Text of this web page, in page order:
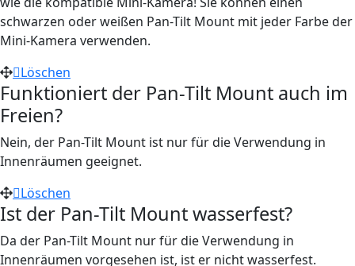
schwarzen oder weißen Pan-Tilt Mount mit jeder Farbe der
Mini-Kamera verwenden.
Löschen
Funktioniert der Pan-Tilt Mount auch im
Freien?
Nein, der Pan-Tilt Mount ist nur für die Verwendung in
Innenräumen geeignet.
Löschen
Ist der Pan-Tilt Mount wasserfest?
Da der Pan-Tilt Mount nur für die Verwendung in
Innenräumen vorgesehen ist, ist er nicht wasserfest.